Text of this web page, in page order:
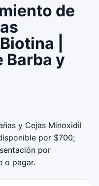
de
|
Barba y
y Cejas Minoxidil
por $700;
por
o pagar.